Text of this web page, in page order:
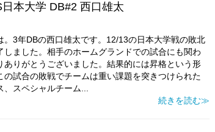
本大学 DB#2 西口雄太
3年DBの西口雄太です。12/13の日本大学戦の敗北
ました。相手のホームグランドでの試合にも関わ
りがとうございました。結果的には昇格という形
試合の敗戦でチームは重い課題を突きつけられた
スペシャルチーム...
続きを読む≫